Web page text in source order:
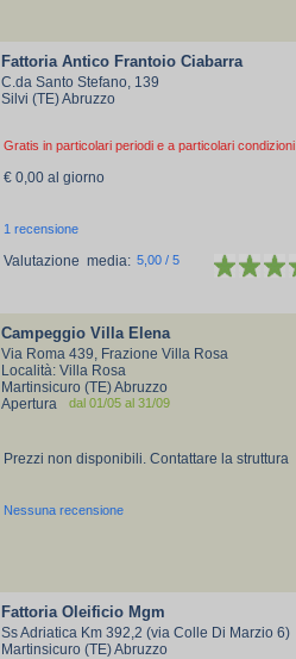
Fattoria Antico Frantoio Ciabarra
C.da Santo Stefano, 139
Silvi (TE) Abruzzo
Gratis in particolari periodi e a particolari condizioni
€ 0,00 al giorno
1 recensione
Valutazione media: 5,00 / 5
Campeggio Villa Elena
Via Roma 439, Frazione Villa Rosa
Località: Villa Rosa
Martinsicuro (TE) Abruzzo
Apertura
dal 01/05 al 31/09
Prezzi non disponibili. Contattare la struttura
Nessuna recensione
Fattoria Oleificio Mgm
Ss Adriatica Km 392,2 (via Colle Di Marzio 6)
Martinsicuro (TE) Abruzzo